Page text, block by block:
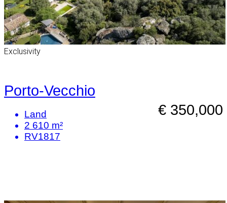
Exclusivity
Porto-Vecchio
€ 350,000
Land
2 610 m²
RV1817